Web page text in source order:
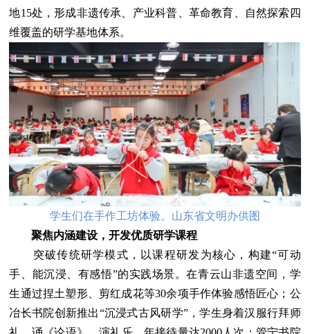
地15处，形成非遗传承、产业科普、革命教育、自然探索四
维覆盖的研学基地体系。
学生们在手作工坊体验。山东省文明办供图
聚焦内涵建设，开发优质研学课程
突破传统研学模式，以课程研发为核心，构建“可动
手、能沉浸、有感悟”的实践场景。在青云山非遗空间，学
生通过捏土塑形、剪红成花等30余项手作体验感悟匠心；公
冶长书院创新推出“沉浸式古风研学”，学生身着汉服行拜师